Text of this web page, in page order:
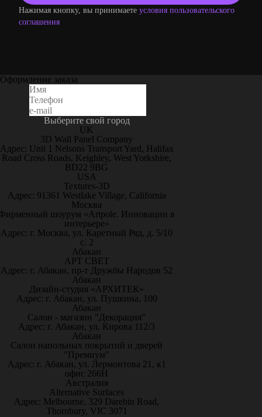
Нажимая кнопку, вы принимаете условия пользовательского
соглашения
Оформление заказа
Выберите свой город
UK
3D Wall Panel Company
Адрес: Unit 1 Nelsons Transport Yard, Halifax
Road Cross Roads, Keighley, West Yorkshire,
BD22 9BG
USA
Textures-3D
Адрес: 91361 Westlake Village, California
Москва
шоурум «Artpole. Инновации в
интерьере»
Адрес: г. Москва, ул. Каретный Ряд, д. 5/10
с. 2
Абакан
АРТ СВЕТ
Адрес: г. Абакан, пр-т Дружбы Народов 52
Абакан
Дизайн-студия «АРХИТЕК»
Адрес: г. Абакан, ул. Пушкина, 100
Абакан
Салон - магазин "Декорация"
Адрес: г. Абакан, ул. Кирова 112/3
Абакан
Салон напольных покрытий и дверей
"Премиум"
Адрес: г. Абакан, ул. Лермонтова 21, к1
офис 266Н
Австралия
Alternative Surfaces
Адрес: Melbourne, 329 Darebin Road,
Thornbury, VIC 3071